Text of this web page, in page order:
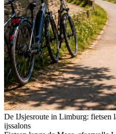
De IJsjesroute in Limburg: fietsen
ijssalons